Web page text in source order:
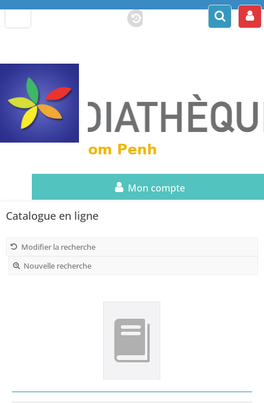
Mon compte
Catalogue en ligne
Modifier la recherche
Nouvelle recherche